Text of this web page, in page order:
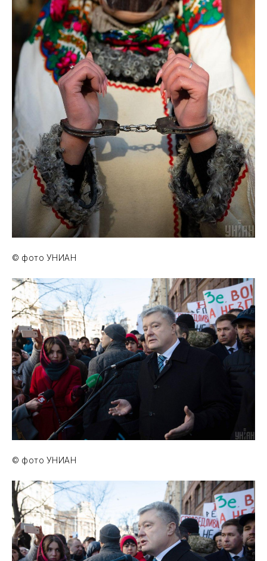
© фото УНИАН
© фото УНИАН